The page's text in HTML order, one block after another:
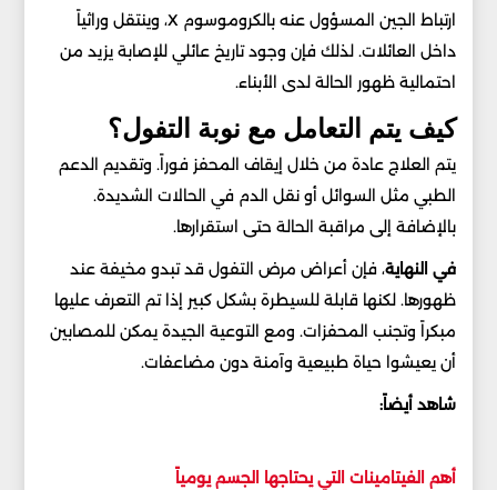
ارتباط الجين المسؤول عنه بالكروموسوم X، وينتقل وراثياً
داخل العائلات. لذلك فإن وجود تاريخ عائلي للإصابة يزيد من
احتمالية ظهور الحالة لدى الأبناء.
كيف يتم التعامل مع نوبة التفول؟
يتم العلاج عادة من خلال إيقاف المحفز فوراً. وتقديم الدعم
الطبي مثل السوائل أو نقل الدم في الحالات الشديدة.
بالإضافة إلى مراقبة الحالة حتى استقرارها.
في النهاية، فإن أعراض مرض التفول قد تبدو مخيفة عند
ظهورها. لكنها قابلة للسيطرة بشكل كبير إذا تم التعرف عليها
مبكراً وتجنب المحفزات. ومع التوعية الجيدة يمكن للمصابين
أن يعيشوا حياة طبيعية وآمنة دون مضاعفات.
شاهد أيضاً:
أهم الفيتامينات التي يحتاجها الجسم يومياً